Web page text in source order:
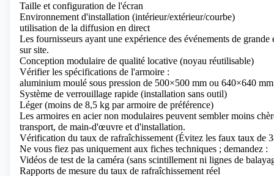
Taille et configuration de l'écran
Environnement d'installation (intérieur/extérieur/courbe)
utilisation de la diffusion en direct
Les fournisseurs ayant une expérience des événements de
sur site.
Conception modulaire de qualité locative (noyau réutilisable)
Vérifier les spécifications de l'armoire :
aluminium moulé sous pression de 500×500 mm ou 640×640 mm
Système de verrouillage rapide (installation sans outil)
Léger (moins de 8,5 kg par armoire de préférence)
Les armoires en acier non modulaires peuvent sembler moins
transport, de main-d'œuvre et d'installation.
Vérification du taux de rafraîchissement (Évitez les faux taux de
Ne vous fiez pas uniquement aux fiches techniques ; demandez :
Vidéos de test de la caméra (sans scintillement ni lignes de
Rapports de mesure du taux de rafraîchissement réel